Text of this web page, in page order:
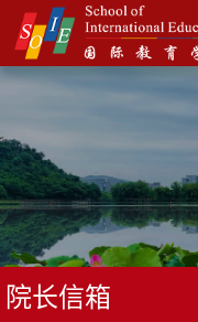
院长信箱